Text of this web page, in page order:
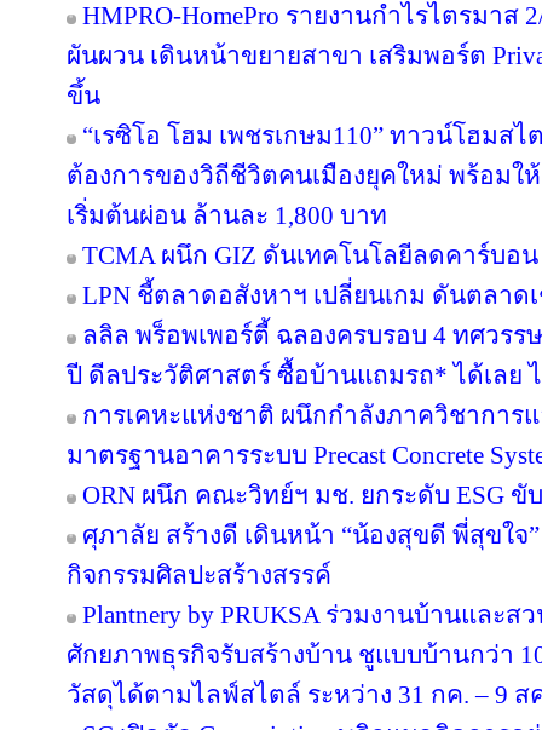
HMPRO-HomePro รายงานกำไรไตรมาส
ผันผวน เดินหน้าขยายสาขา เสริมพอร์ต
ขึ้น
“เรซิโอ โฮม เพชรเกษม110” ทาวน์โฮมส
ต้องการของวิถีชีวิตคนเมืองยุคใหม่ พร้อมให้
เริ่มต้นผ่อน ล้านละ 1,800 บาท
TCMA ผนึก GIZ ดันเทคโนโลยีลดคาร์บอน
LPN ชี้ตลาดอสังหาฯ เปลี่ยนเกม ดันตลา
ลลิล พร็อพเพอร์ตี้ ฉลองครบรอบ 4 ทศวรร
ปี ดีลประวัติศาสตร์ ซื้อบ้านแถมรถ* ได้เลย
การเคหะแห่งชาติ ผนึกกำลังภาควิชาการ
มาตรฐานอาคารระบบ Precast Concrete
ORN ผนึก คณะวิทย์ฯ มช. ยกระดับ ESG ขั
ศุภาลัย สร้างดี เดินหน้า “น้องสุขดี พี่สุขใจ
กิจกรรมศิลปะสร้างสรรค์
Plantnery by PRUKSA ร่วมงานบ้านและส
ศักยภาพธุรกิจรับสร้างบ้าน ชูแบบบ้านกว่า
วัสดุได้ตามไลฟ์สไตล์ ระหว่าง 31 กค. – 9 ส